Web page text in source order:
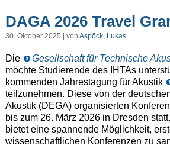
DAGA 2026 Travel
30. Oktober 2025 | von Aspöck, Lukas
Die Gesellschaft für Technische
möchte Studierende des IHTAs
kommenden Jahrestagung für Akustik
teilzunehmen. Diese von der
Akustik (DEGA) organisierten
bis zum 26. März 2026 in Dresden
bietet eine spannende Möglichkeit,
wissenschaftlichen Konferenzen zu